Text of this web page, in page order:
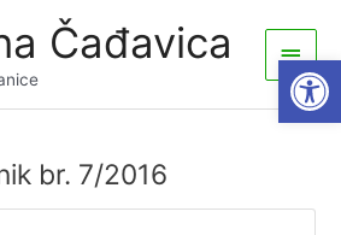
Čađavica
Main
Menu
br. 7/2016